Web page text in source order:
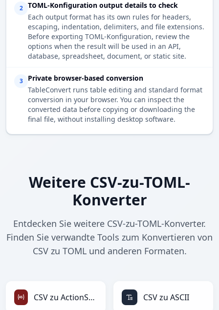
2
TOML-Konfiguration output details to check
Each output format has its own rules for headers,
escaping, indentation, delimiters, and file extensions.
Before exporting TOML-Konfiguration, review the
options when the result will be used in an API,
database, spreadsheet, document, or static site.
3
Private browser-based conversion
TableConvert runs table editing and standard format
conversion in your browser. You can inspect the
converted data before copying or downloading the
final file, without installing desktop software.
Weitere CSV-zu-TOML-
Konverter
Entdecken Sie weitere CSV-zu-TOML-Konverter.
Finden Sie verwandte Tools zum Konvertieren von
CSV zu TOML und anderen Formaten.
CSV zu ActionScript CSV zu ASCII